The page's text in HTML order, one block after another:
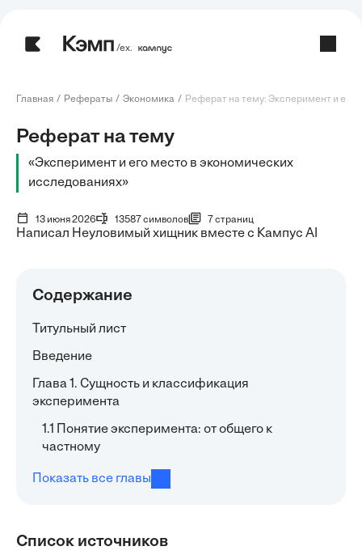
/ех.
Главная Рефераты Экономика Реферат на тему: Эксперимент и его
Реферат на тему
«Эксперимент и его место в экономических
исследованиях»
13 июня 2026 13587 символов 7 страниц
Написал Неуловимый хищник вместе с Кампус AI
Содержание
Титульный лист
Введение
Глава 1. Сущность и классификация
эксперимента
1.1 Понятие эксперимента: от общего к
частному
Показать все главы
Список источников